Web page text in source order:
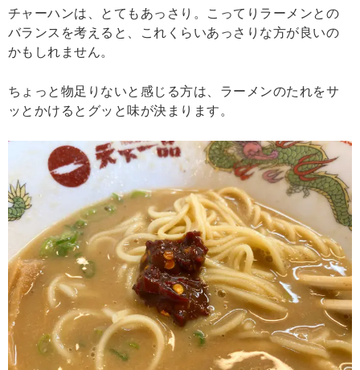
チャーハンは、とてもあっさり。こってりラーメンとの
バランスを考えると、これくらいあっさりな方が良いの
かもしれません。
ちょっと物足りないと感じる方は、ラーメンのたれをサ
ッとかけるとグッと味が決まります。